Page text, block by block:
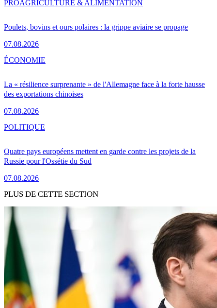
Poulets, bovins et ours polaires : la grippe aviaire se propage
07.08.2026
PROAGRICULTURE & ALIMENTATION
La « résilience surprenante » de l'Allemagne face à la forte hausse
des exportations chinoises
07.08.2026
ÉCONOMIE
Quatre pays européens mettent en garde contre les projets de la
Russie pour l'Ossétie du Sud
07.08.2026
POLITIQUE
PLUS DE CETTE SECTION